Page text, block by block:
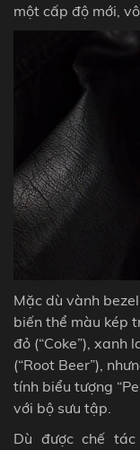
một cấp độ mới,
Mặc dù vành
biến thể màu kép
đỏ (“Coke”), xanh
(“Root Beer”),
tính biểu tượng
với bộ sưu tập.
Dù được chế tác